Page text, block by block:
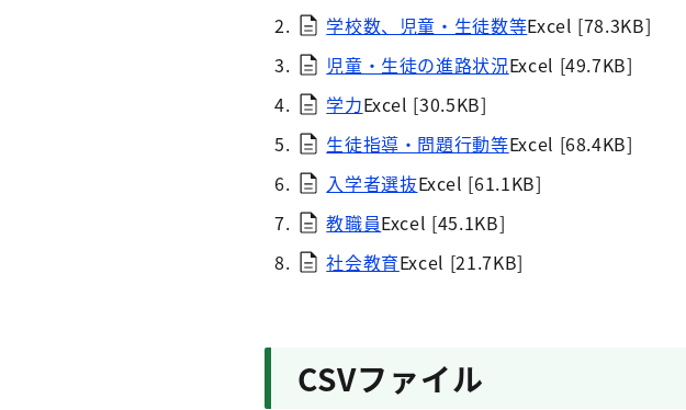
学校数、児童・生徒数等Excel [78.3KB]
児童・生徒の進路状況Excel [49.7KB]
学力Excel [30.5KB]
生徒指導・問題行動等Excel [68.4KB]
入学者選抜Excel [61.1KB]
教職員Excel [45.1KB]
社会教育Excel [21.7KB]
CSVファイル